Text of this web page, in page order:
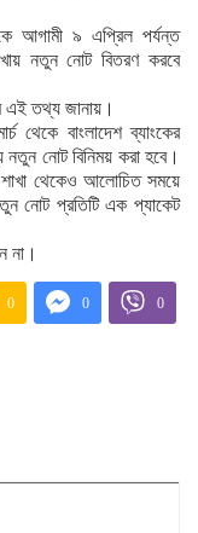
আগামী ৯ এপ্রিল পর্যন্ত
নতুন নোট বিতরণ করবে
এই তথ্য জানায়।
থেকে বাংলাদেশ ব্যাংকের
নতুন নোট বিনিময় করা হবে।
শাখা থেকেও আলোচিত সময়ে
নোট প্রতিটি এক প্যাকেট
না।
0 0 0